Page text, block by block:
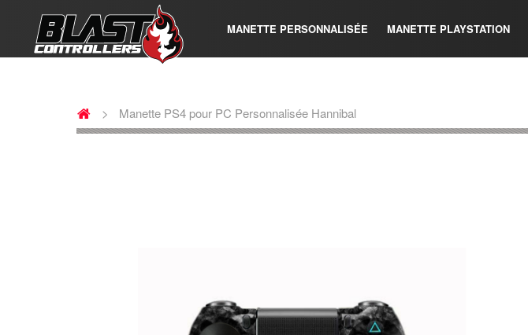
MANETTE PERSONNALISÉE MANETTE PLAYSTATION
> Manette PS4 pour PC Personnalisée Hannibal